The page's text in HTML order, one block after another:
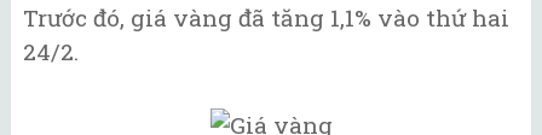
Trước đó, giá vàng đã tăng 1,1% vào thứ hai
24/2.